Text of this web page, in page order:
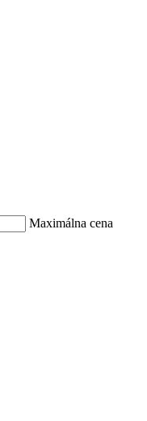
Maximálna cena